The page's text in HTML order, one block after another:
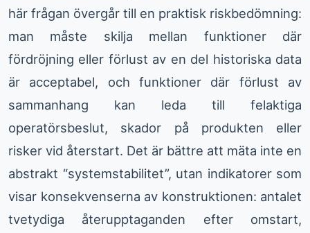
här frågan övergår till en praktisk riskbedömning:
man måste skilja mellan funktioner där
fördröjning eller förlust av en del historiska data
är acceptabel, och funktioner där förlust av
sammanhang kan leda till felaktiga
operatörsbeslut, skador på produkten eller
risker vid återstart. Det är bättre att mäta inte en
abstrakt “systemstabilitet”, utan indikatorer som
visar konsekvenserna av konstruktionen: antalet
tvetydiga återupptaganden efter omstart,